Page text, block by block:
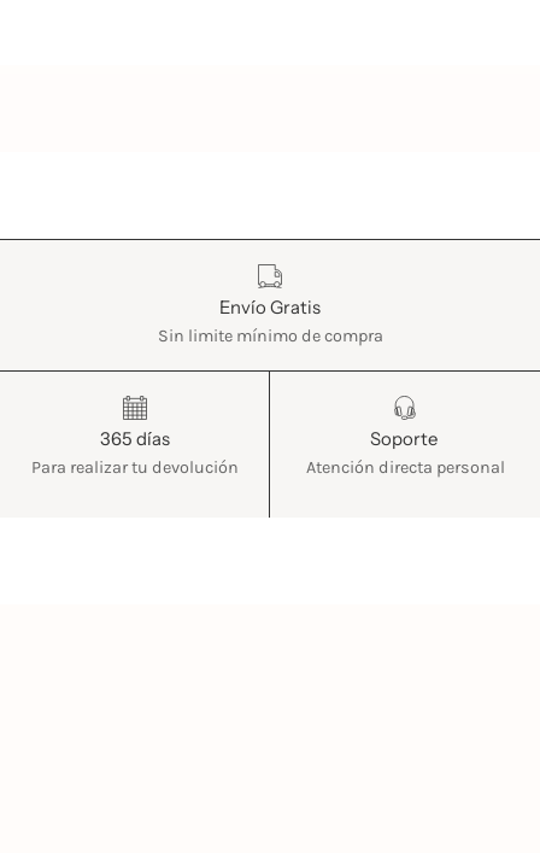
Envío Gratis
Sin limite mínimo de compra
365 días
Para realizar tu devolución
Soporte
Atención directa personal